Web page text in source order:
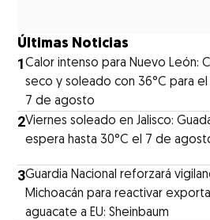
Últimas Noticias
1Calor intenso para Nuevo León:
seco y soleado con 36°C para el
7 de agosto
2Viernes soleado en Jalisco:
espera hasta 30°C el 7 de
3Guardia Nacional reforzará
Michoacán para reactivar
aguacate a EU: Sheinbaum